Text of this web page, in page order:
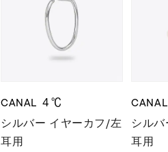
CANAL ４℃
シルバー イヤーカフ/左
耳用
シル
耳用